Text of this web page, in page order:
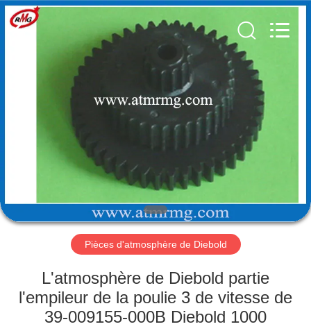
ACCUEIL
PROPOS
DE
NOUS
VISITE
DE
L'USINE
Guang
Science
Pièces d'atmosphère de Diebold
L'atmosphère de Diebold partie
l'empileur de la poulie 3 de vitesse de
39-009155-000B Diebold 1000